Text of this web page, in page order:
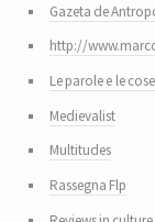
Gazeta de
http://
Le parole e le cose
Medievalist
Multitudes
Rassegna Flp